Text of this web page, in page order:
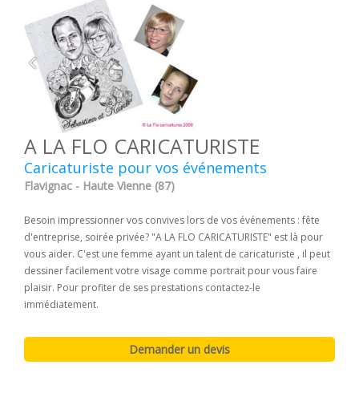
A LA FLO CARICATURISTE
Caricaturiste pour vos événements
Flavignac - Haute Vienne (87)
Besoin impressionner vos convives lors de vos événements : fête
d'entreprise, soirée privée? "A LA FLO CARICATURISTE" est là pour
vous aider. C'est une femme ayant un talent de caricaturiste , il peut
dessiner facilement votre visage comme portrait pour vous faire
plaisir. Pour profiter de ses prestations contactez-le
immédiatement.